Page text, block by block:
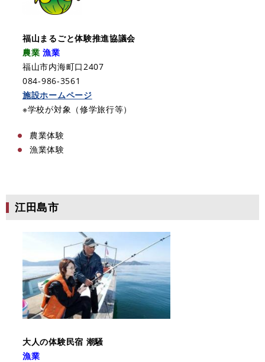
福山まるごと体験推進協議会
農業 漁業
福山市内海町口2407
084-986-3561
施設ホームページ
※学校が対象（修学旅行等）
農業体験
​漁業体験
江田島市
大人の体験民宿 潮騒
漁業